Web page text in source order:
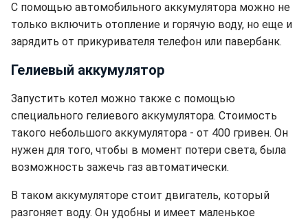
С помощью автомобильного аккумулятора можно не
только включить отопление и горячую воду, но еще и
зарядить от прикуривателя телефон или павербанк.
Гелиевый аккумулятор
Запустить котел можно также с помощью
специального гелиевого аккумулятора. Стоимость
такого небольшого аккумулятора - от 400 гривен. Он
нужен для того, чтобы в момент потери света, была
возможность зажечь газ автоматически.
В таком аккумуляторе стоит двигатель, который
разгоняет воду. Он удобны и имеет маленькое